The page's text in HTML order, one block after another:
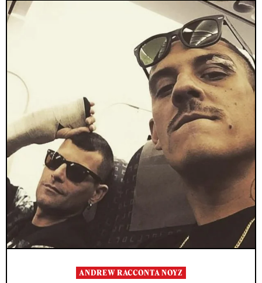
ANDREW RACCONTA NOYZ